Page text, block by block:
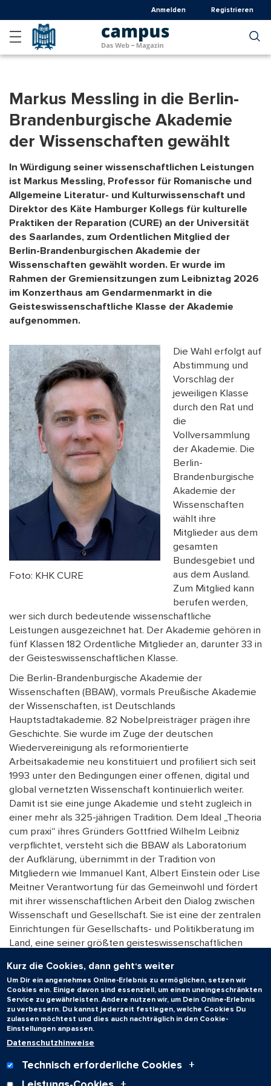
zum
Inhalt
Anmelden Registrieren
Markus Messling in die Berlin-
Brandenburgische Akademie
der Wissenschaften gewählt
In Würdigung seiner wissenschaftlichen Leistungen
ist Markus Messling, Professor für Romanische und
Allgemeine Literatur- und Kulturwissenschaft und
Direktor des Käte Hamburger Kollegs für kulturelle
Praktiken der Reparation (CURE) an der Universität
des Saarlandes, zum Ordentlichen Mitglied der
Berlin-Brandenburgischen Akademie der
Wissenschaften gewählt worden. Er wurde im
Rahmen der Gremiensitzungen zum Leibniztag 2026
im Konzerthaus am Gendarmenmarkt in die
Geisteswissenschaftliche Klasse der Akademie
aufgenommen.
Foto: KHK CURE
Die Wahl erfolgt auf
Abstimmung und
Vorschlag der
jeweiligen Klasse
durch den Rat und
die
Vollversammlung
der Akademie. Die
Berlin-
Brandenburgische
Akademie der
Wissenschaften
wählt ihre
Mitglieder aus dem
gesamten
Bundesgebiet und
aus dem Ausland.
Zum Mitglied kann
berufen werden,
wer sich durch bedeutende wissenschaftliche
Leistungen ausgezeichnet hat. Der Akademie gehören in
fünf Klassen 182 Ordentliche Mitglieder an, darunter 33 in
der Geisteswissenschaftlichen Klasse.
Die Berlin-Brandenburgische Akademie der
Wissenschaften (BBAW), vormals Preußische Akademie
der Wissenschaften, ist Deutschlands
Hauptstadtakademie. 82 Nobelpreisträger prägen ihre
Geschichte. Sie wurde im Zuge der deutschen
Wiedervereinigung als reformorientierte
Arbeitsakademie neu konstituiert und profiliert sich seit
1993 unter den Bedingungen einer offenen, digital und
global vernetzten Wissenschaft kontinuierlich weiter.
Damit ist sie eine junge Akademie und steht zugleich in
einer mehr als 325-jährigen Tradition. Dem Ideal „Theoria
cum praxi“ ihres Gründers Gottfried Wilhelm Leibniz
verpflichtet, versteht sich die BBAW als Laboratorium
der Aufklärung, übernimmt in der Tradition von
Mitgliedern wie Immanuel Kant, Albert Einstein oder Lise
Meitner Verantwortung für das Gemeinwohl und fördert
mit ihrer wissenschaftlichen Arbeit den Dialog zwischen
Wissenschaft und Gesellschaft. Sie ist eine der zentralen
Einrichtungen für Gesellschafts- und Politikberatung im
Land, eine seiner größten geisteswissenschaftlichen
Austauschs auf Augenhöhe zwischen Wissenschaft,
Politik, Wirtschaft und Gesellschaft. Das Netzwerk der
Mitglieder bildet den Kern der Akademie. Es besteht aus
herausragenden Vertreterinnen und Vertretern aller
Fachgebiete, die ihre Expertise in der Akademie
interdisziplinär und international verknüpfen.
Pressemitteilung der BBAW
Kurz die Cookies, dann geht‘s weiter
Um Dir ein angenehmes Online-Erlebnis zu ermöglichen, setzen wir
Cookies ein. Einige davon sind essenziell, um einen uneingeschränkten
Service zu gewährleisten. Andere nutzen wir, um Dein Online-Erlebnis
zu verbessern. Du kannst jederzeit festlegen, welche Cookies Du
zulassen möchtest und dies auch nachträglich in den Cookie-
Einstellungen anpassen.
Datenschutzhinweise
Technisch erforderliche Cookies